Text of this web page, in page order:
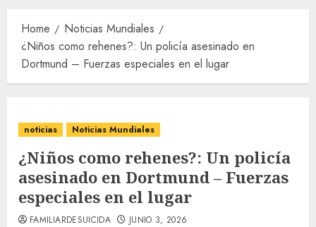
Home
Noticias Mundiales
¿Niños como rehenes?: Un policía asesinado en
Dortmund – Fuerzas especiales en el lugar
noticias Noticias Mundiales
¿Niños como rehenes?: Un policía
asesinado en Dortmund – Fuerzas
especiales en el lugar
FAMILIARDESUICIDA JUNIO 3, 2026